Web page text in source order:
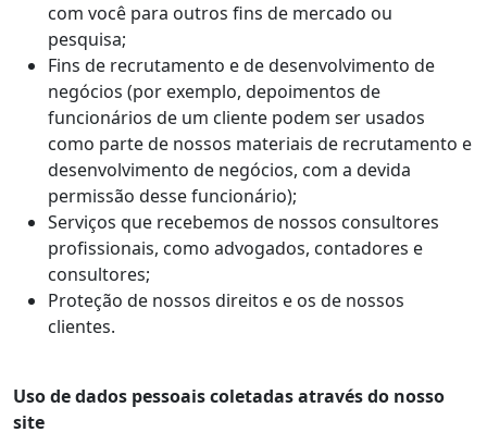
com você para outros fins de mercado ou
pesquisa;
Fins de recrutamento e de desenvolvimento de
negócios (por exemplo, depoimentos de
funcionários de um cliente podem ser usados
como parte de nossos materiais de recrutamento e
desenvolvimento de negócios, com a devida
permissão desse funcionário);
Serviços que recebemos de nossos consultores
profissionais, como advogados, contadores e
consultores;
Proteção de nossos direitos e os de nossos
clientes.
Uso de dados pessoais coletadas através do nosso
site